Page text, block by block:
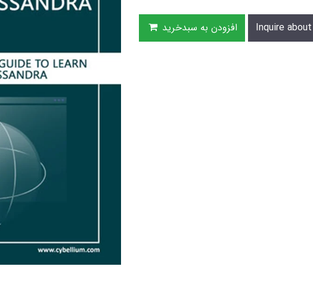
افزودن به سبدخرید Inquire